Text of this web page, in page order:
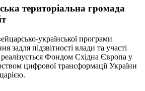
територіальна громада
української програми
задля підзвітності влади та участі
Фондом Східна Європа у
цифрової трансформації України